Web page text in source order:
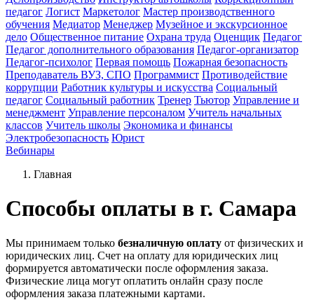
педагог Логист Маркетолог Мастер производственного
обучения Медиатор Менеджер Музейное и экскурсионное
дело Общественное питание Охрана труда Оценщик Педагог
Педагог дополнительного образования Педагог-организатор
Педагог-психолог Первая помощь Пожарная безопасность
Преподаватель ВУЗ, СПО Программист Противодействие
коррупции Работник культуры и искусства Социальный
педагог Социальный работник Тренер Тьютор Управление и
менеджмент Управление персоналом Учитель начальных
классов Учитель школы Экономика и финансы
Электробезопасность Юрист
Вебинары
Главная
Способы оплаты в г. Самара
Мы принимаем только безналичную оплату от физических и
юридических лиц. Счет на оплату для юридических лиц
формируется автоматически после оформления заказа.
Физические лица могут оплатить онлайн сразу после
оформления заказа платежными картами.